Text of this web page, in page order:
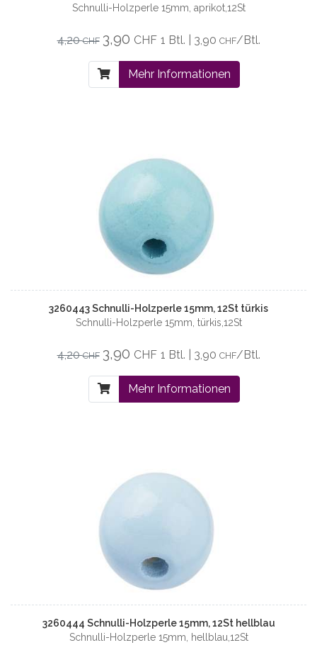
Schnulli-Holzperle 15mm, aprikot,12St
4,20CHF 3,90 CHF 1 Btl. | 3,90 CHF/Btl.
Mehr Informationen
3260443 Schnulli-Holzperle 15mm, 12St türkis
Schnulli-Holzperle 15mm, türkis,12St
4,20CHF 3,90 CHF 1 Btl. | 3,90 CHF/Btl.
Mehr Informationen
3260444 Schnulli-Holzperle 15mm, 12St hellblau
Schnulli-Holzperle 15mm, hellblau,12St